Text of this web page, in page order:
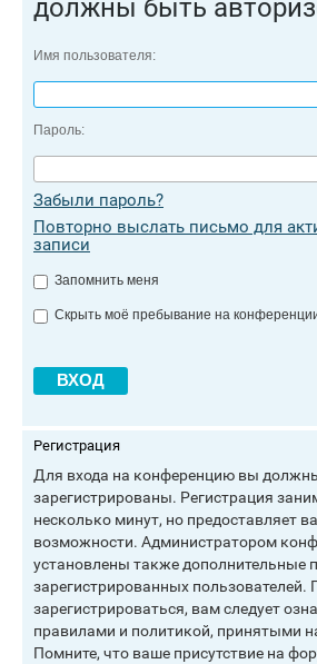
должны быть
Имя пользователя:
Пароль:
Забыли пароль?
Повторно выслать письмо для
записи
Запомнить меня
Скрыть моё пребывание на
Регистрация
Для входа на конференцию вы
зарегистрированы. Регистрация
несколько минут, но предоставляет
возможности. Администратором
установлены также дополнительные
зарегистрированных пользователей.
зарегистрироваться, вам следует
правилами и политикой, принятыми
Помните, что ваше присутствие на